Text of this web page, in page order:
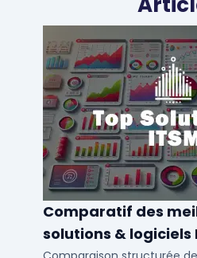
Comparatif des
solutions & logiciels